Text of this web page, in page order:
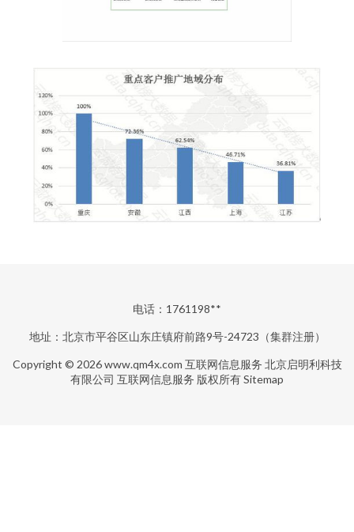
电话：1761198**
地址：北京市平谷区山东庄镇府前路9号-24723（集群注册）
Copyright © 2026www.qm4x.com 互联网信息服务 北京启明利科技
有限公司 互联网信息服务 版权所有Sitemap